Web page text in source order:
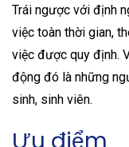
Trái ngược với định
việc toàn thời gian,
việc được quy định.
động đó là những
sinh, sinh viên.